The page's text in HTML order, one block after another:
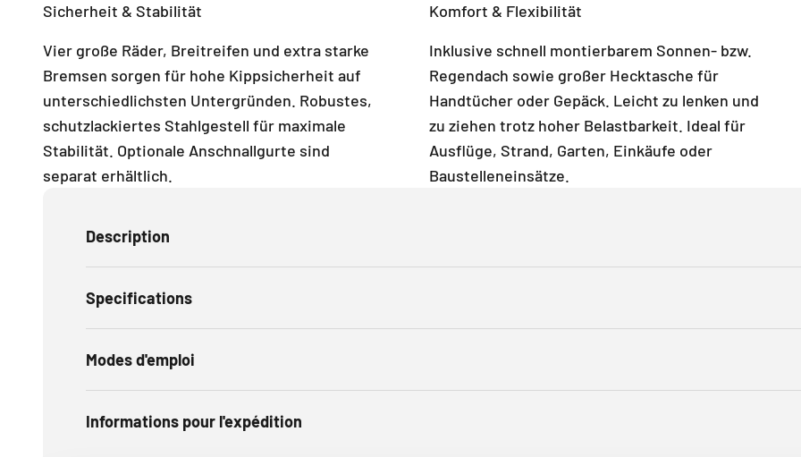
Sicherheit & Stabilität
Vier große Räder, Breitreifen und extra starke
Bremsen sorgen für hohe Kippsicherheit auf
unterschiedlichsten Untergründen. Robustes,
schutzlackiertes Stahlgestell für maximale
Stabilität. Optionale Anschnallgurte sind
separat erhältlich.
Komfort & Flexibilität
Inklusive schnell montierbarem Sonnen- bzw.
Regendach sowie großer Hecktasche für
Handtücher oder Gepäck. Leicht zu lenken und
zu ziehen trotz hoher Belastbarkeit. Ideal für
Ausflüge, Strand, Garten, Einkäufe oder
Baustelleneinsätze.
Description
Specifications
Modes d'emploi
Informations pour l'expédition